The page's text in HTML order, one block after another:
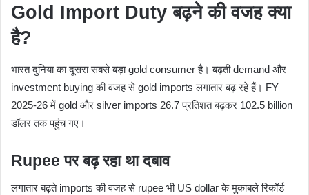
Gold Import Duty बढ़ने की वजह क्या
है?
भारत दुनिया का दूसरा सबसे बड़ा gold consumer है। बढ़ती demand और
investment buying की वजह से gold imports लगातार बढ़ रहे हैं। FY
2025-26 में gold और silver imports 26.7 प्रतिशत बढ़कर 102.5 billion
डॉलर तक पहुंच गए।
Rupee पर बढ़ रहा था दबाव
लगातार बढ़ते imports की वजह से rupee भी US dollar के मुकाबले रिकॉर्ड